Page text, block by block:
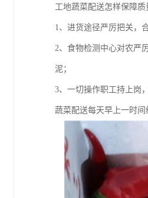
工地蔬菜配送怎样保障质
1、进货途径严厉把关，
2、食物检测中心对农严
泥；
3、一切操作职工持上岗
蔬菜配送每天早上一时间